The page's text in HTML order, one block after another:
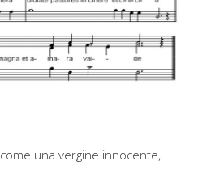
una vergine innocente,